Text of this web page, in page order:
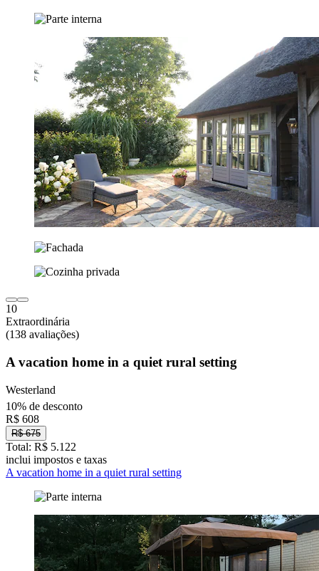
10
Extraordinária
(138 avaliações)
A vacation home in a quiet rural setting
Westerland
10% de desconto
R$ 608
R$ 675
Total: R$ 5.122
inclui impostos e taxas
A vacation home in a quiet rural setting